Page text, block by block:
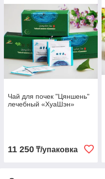
Чай для почек "Цяншень"
лечебный «ХуаШэн»
11 250 ₸/упаковка